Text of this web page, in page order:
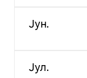
Јун.
Јул.